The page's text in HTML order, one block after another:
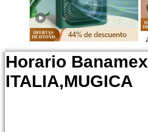
Horario
ITALIA,MUGICA